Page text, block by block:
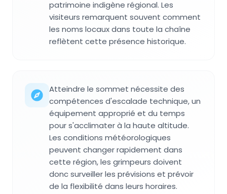
patrimoine indigène régional. Les
visiteurs remarquent souvent comment
les noms locaux dans toute la chaîne
reflètent cette présence historique.
Atteindre le sommet nécessite des
compétences d'escalade technique, un
équipement approprié et du temps
pour s'acclimater à la haute altitude.
Les conditions météorologiques
peuvent changer rapidement dans
cette région, les grimpeurs doivent
donc surveiller les prévisions et prévoir
de la flexibilité dans leurs horaires.